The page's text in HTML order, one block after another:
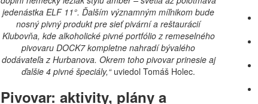
jedenástka ELF 11°. Ďalším významným míľnikom bude
nosný pivný produkt pre sieť pivární a reštaurácií
Klubovňa, kde alkoholické pivné portfólio z remeselného
pivovaru DOCK7 kompletne nahradí bývalého
dodávateľa z Hurbanova. Okrem toho pivovar prinesie aj
ďalšie 4 pivné špeciály,“uviedol Tomáš Holec.
Pivovar: aktivity, plány a